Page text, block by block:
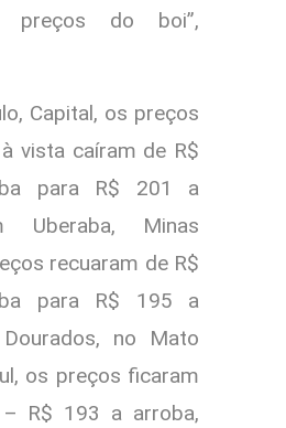
preços do boi”,
Capital, os preços
vista caíram de R$
para R$ 201 a
Uberaba, Minas
recuaram de R$
para R$ 195 a
no Mato
os preços ficaram
R$ 193 a arroba,